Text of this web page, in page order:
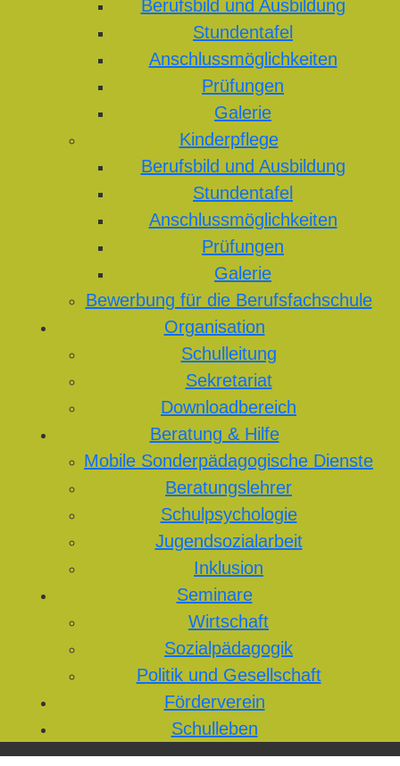
Berufsbild und Ausbildung
Stundentafel
Anschlussmöglichkeiten
Prüfungen
Galerie
Kinderpflege
Berufsbild und Ausbildung
Stundentafel
Anschlussmöglichkeiten
Prüfungen
Galerie
Bewerbung für die Berufsfachschule
Organisation
Schulleitung
Sekretariat
Downloadbereich
Beratung & Hilfe
Mobile Sonderpädagogische Dienste
Beratungslehrer
Schulpsychologie
Jugendsozialarbeit
Inklusion
Seminare
Wirtschaft
Sozialpädagogik
Politik und Gesellschaft
Förderverein
Schulleben